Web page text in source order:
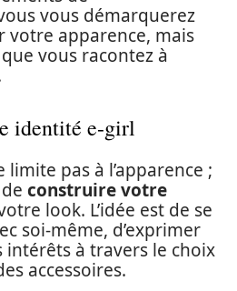
vous démarquerez
votre apparence, mais
vous racontez à
identité e-girl
limite pas à l’apparence ;
construire votre
look. L’idée est de se
soi-même, d’exprimer
intérêts à travers le choix
accessoires.